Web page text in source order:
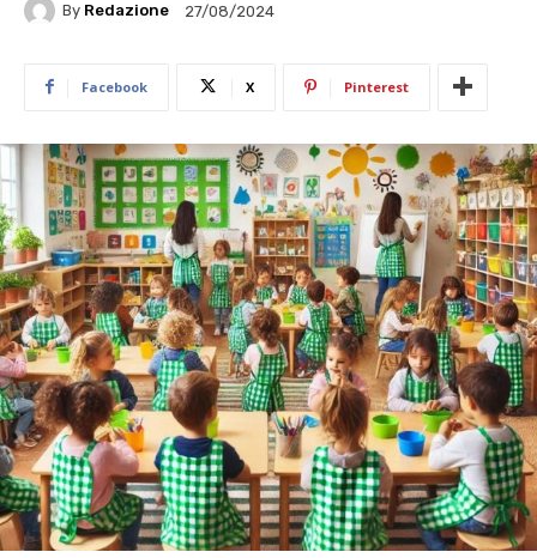
By Redazione 27/08/2024
Facebook X Pinterest